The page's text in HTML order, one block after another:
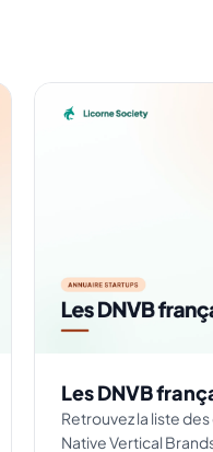
Les DNVB
Retrouvez la liste
Native Vertical